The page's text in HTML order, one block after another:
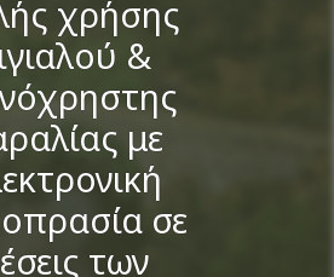
χρήσης
&
με
σε
των